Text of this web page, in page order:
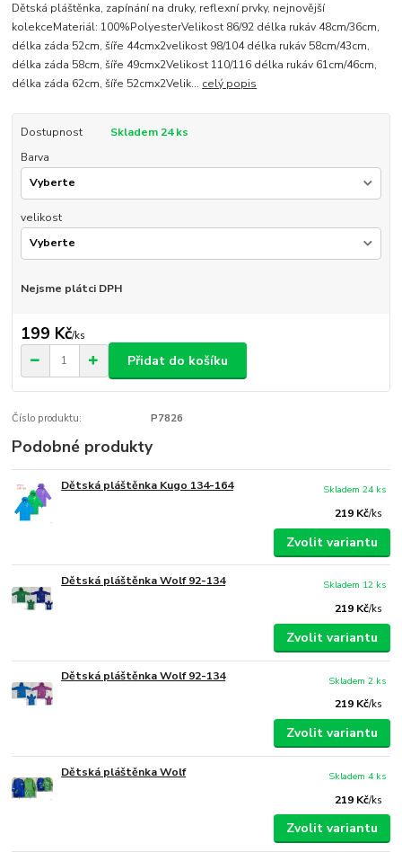
Dětská pláštěnka, zapínání na druky, reflexní prvky, nejnovější
kolekceMateriál: 100%PolyesterVelikost 86/92 délka rukáv 48cm/36cm,
délka záda 52cm, šíře 44cmx2velikost 98/104 délka rukáv 58cm/43cm,
délka záda 58cm, šíře 49cmx2Velikost 110/116 délka rukáv 61cm/46cm,
délka záda 62cm, šíře 52cmx2Velik... celý popis
Dostupnost
Skladem 24 ks
Barva
velikost
Nejsme plátci DPH
199 Kč/ks
Přidat do košíku
Číslo produktu: P7826
Podobné produkty
Dětská pláštěnka Kugo 134-164
219 Kč/ks
Skladem 24 ks
Zvolit variantu
Dětská pláštěnka Wolf 92-134
219 Kč/ks
Skladem 12 ks
Zvolit variantu
Dětská pláštěnka Wolf 92-134
219 Kč/ks
Skladem 2 ks
Zvolit variantu
Dětská pláštěnka Wolf
219 Kč/ks
Skladem 4 ks
Zvolit variantu